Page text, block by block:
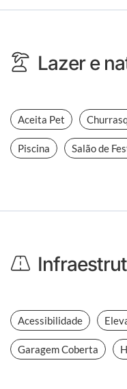
Lazer e
Aceita Pet
Piscina Salão de
Acessibilidade
Garagem Coberta